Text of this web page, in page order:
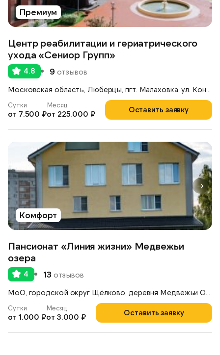
Премиум
Центр реабилитации и гериатрического
ухода «Сениор Групп»
4.8 9 отзывов
Оставить заявку
Сутки
от 7.500 ₽
Месяц
от 225.000 ₽
Комфорт
Пансионат «Линия жизни» Медвежьи
озера
4 13 отзывов
Оставить заявку
Сутки
от 1.000 ₽
Месяц
от 3.000 ₽